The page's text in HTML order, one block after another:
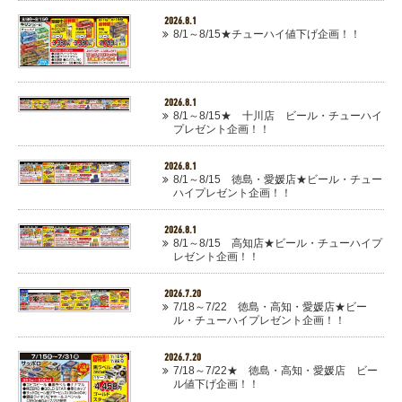
2026.8.1
8/1～8/15★チューハイ値下げ企画！！
2026.8.1
8/1～8/15★ 十川店 ビール・チューハイ
プレゼント企画！！
2026.8.1
8/1～8/15 徳島・愛媛店★ビール・チュー
ハイプレゼント企画！！
2026.8.1
8/1～8/15 高知店★ビール・チューハイプ
レゼント企画！！
2026.7.20
7/18～7/22 徳島・高知・愛媛店★ビー
ル・チューハイプレゼント企画！！
2026.7.20
7/18～7/22★ 徳島・高知・愛媛店 ビー
ル値下げ企画！！